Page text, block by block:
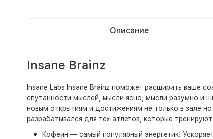
Описание
Insane Brainz
Insane Labs Insane Brainz поможет расширить ваше
спутанности мыслей, мысли ясно, мысли разумно и
новым открытиям и достижениям не только в зале
разрабатывался для тех атлетов, которые
Кофеин — самый популярный энергетик!